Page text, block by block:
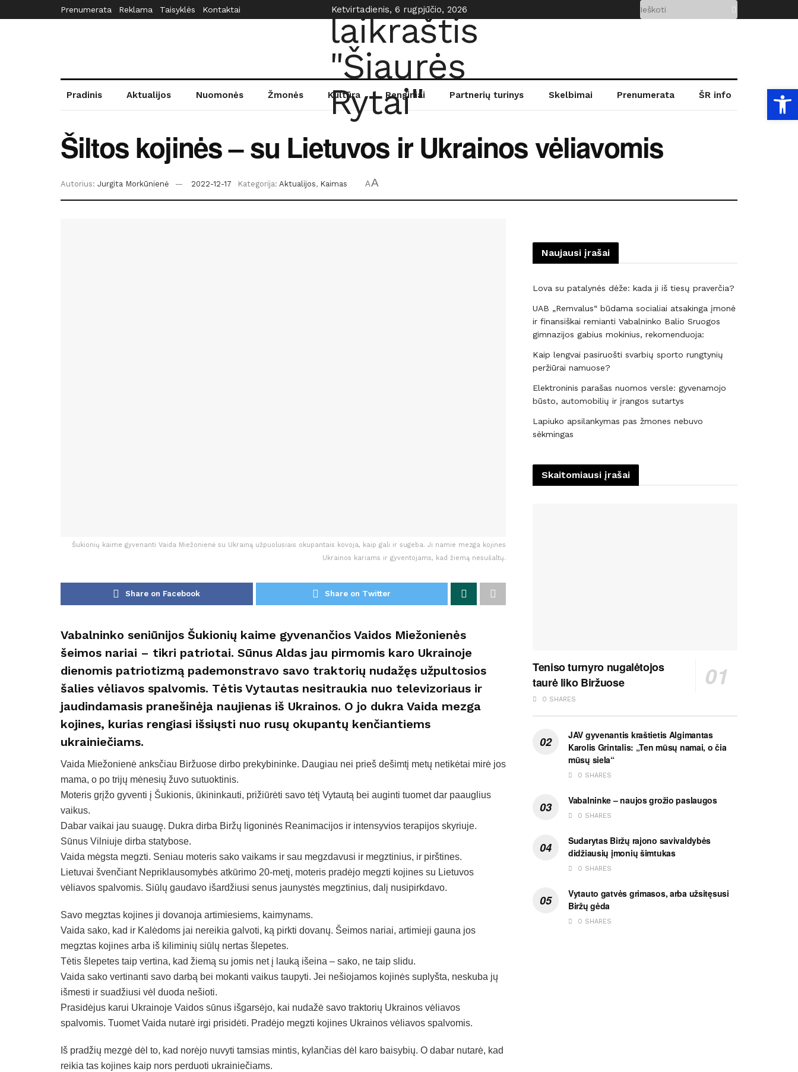
Prenumerata Reklama Taisyklės Kontaktai Ketvirtadienis, 6 rugpjūčio, 2026
Pradinis Aktualijos Nuomonės Žmonės Kultūra Renginiai Partnerių turinys Skelbimai Prenumerata ŠR info
Šiltos kojinės – su Lietuvos ir Ukrainos vėliavomis
Autorius: Jurgita Morkūnienė 2022-12-17 Kategorija: Aktualijos, Kaimas AA
Šukionių kaime gyvenanti Vaida Miežonienė su Ukrainą užpuolusiais okupantais kovoja, kaip gali ir sugeba. Ji namie mezga kojines
Ukrainos kariams ir gyventojams, kad žiemą nesušaltų.
Share on Facebook Share on Twitter
Vabalninko seniūnijos Šukionių kaime gyvenančios Vaidos Miežonienės
šeimos nariai – tikri patriotai. Sūnus Aldas jau pirmomis karo Ukrainoje
dienomis patriotizmą pademonstravo savo traktorių nudažęs užpultosios
šalies vėliavos spalvomis. Tėtis Vytautas nesitraukia nuo televizoriaus ir
jaudindamasis pranešinėja naujienas iš Ukrainos. O jo dukra Vaida mezga
kojines, kurias rengiasi išsiųsti nuo rusų okupantų kenčiantiems
ukrainiečiams.
Vaida Miežonienė anksčiau Biržuose dirbo prekybininke. Daugiau nei prieš dešimtį metų netikėtai mirė jos
mama, o po trijų mėnesių žuvo sutuoktinis.
Moteris grįžo gyventi į Šukionis, ūkininkauti, prižiūrėti savo tėtį Vytautą bei auginti tuomet dar paauglius
vaikus.
Dabar vaikai jau suaugę. Dukra dirba Biržų ligoninės Reanimacijos ir intensyvios terapijos skyriuje.
Sūnus Vilniuje dirba statybose.
Vaida mėgsta megzti. Seniau moteris sako vaikams ir sau megzdavusi ir megztinius, ir pirštines.
Lietuvai švenčiant Nepriklausomybės atkūrimo 20-metį, moteris pradėjo megzti kojines su Lietuvos
vėliavos spalvomis. Siūlų gaudavo išardžiusi senus jaunystės megztinius, dalį nusipirkdavo.
Savo megztas kojines ji dovanoja artimiesiems, kaimynams.
Vaida sako, kad ir Kalėdoms jai nereikia galvoti, ką pirkti dovanų. Šeimos nariai, artimieji gauna jos
megztas kojines arba iš kiliminių siūlų nertas šlepetes.
Tėtis šlepetes taip vertina, kad žiemą su jomis net į lauką išeina – sako, ne taip slidu.
Vaida sako vertinanti savo darbą bei mokanti vaikus taupyti. Jei nešiojamos kojinės suplyšta, neskuba jų
išmesti ir suadžiusi vėl duoda nešioti.
Prasidėjus karui Ukrainoje Vaidos sūnus išgarsėjo, kai nudažė savo traktorių Ukrainos vėliavos
spalvomis. Tuomet Vaida nutarė irgi prisidėti. Pradėjo megzti kojines Ukrainos vėliavos spalvomis.
Iš pradžių mezgė dėl to, kad norėjo nuvyti tamsias mintis, kylančias dėl karo baisybių. O dabar nutarė, kad
reikia tas kojines kaip nors perduoti ukrainiečiams.
Naujausi įrašai
Lova su patalynės dėže: kada ji iš tiesų praverčia?
UAB „Remvalus“ būdama socialiai atsakinga įmonė
ir finansiškai remianti Vabalninko Balio Sruogos
gimnazijos gabius mokinius, rekomenduoja:
Kaip lengvai pasiruošti svarbių sporto rungtynių
peržiūrai namuose?
Elektroninis parašas nuomos versle: gyvenamojo
būsto, automobilių ir įrangos sutartys
Lapiuko apsilankymas pas žmones nebuvo
sėkmingas
Skaitomiausi įrašai
Teniso turnyro nugalėtojos
taurė liko Biržuose
0 SHARES
JAV gyvenantis kraštietis Algimantas
Karolis Grintalis: „Ten mūsų namai, o čia
mūsų siela“
0 SHARES
Vabalninke – naujos grožio paslaugos
0 SHARES
Sudarytas Biržų rajono savivaldybės
didžiausių įmonių šimtukas
0 SHARES
Vytauto gatvės grimasos, arba užsitęsusi
Biržų gėda
0 SHARES